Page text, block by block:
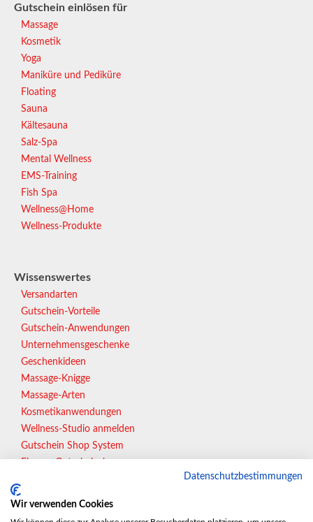
Gutschein einlösen für
Massage
Kosmetik
Yoga
Maniküre und Pediküre
Floating
Sauna
Kältesauna
Salz-Spa
Mental Wellness
EMS-Training
Fish Spa
Wellness@Home
Wellness-Produkte
Wissenswertes
Versandarten
Gutschein-Vorteile
Gutschein-Anwendungen
Unternehmensgeschenke
Geschenkideen
Massage-Knigge
Massage-Arten
Kosmetikanwendungen
Wellness-Studio anmelden
Gutschein Shop System
Datenschutzbestimmungen
Wir verwenden Cookies